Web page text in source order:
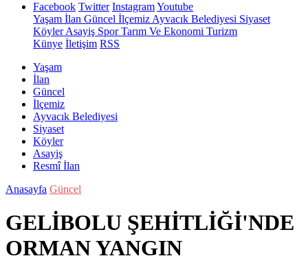
Facebook Twitter InstagramYoutube
Yaşam İlan Güncel İlçemiz Ayvacık Belediyesi Siyaset
KöylerAsayiş SporTarım Ve Ekonomi Turizm
Künye İletişim RSS
Yaşam
İlan
Güncel
İlçemiz
Ayvacık Belediyesi
Siyaset
Köyler
Asayiş
Resmî İlan
Anasayfa Güncel
GELİBOLU ŞEHİTLİĞİ'NDE
ORMAN YANGIN